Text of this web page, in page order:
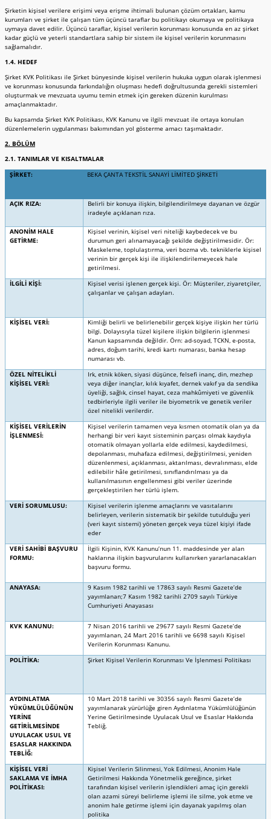
Şirketin kişisel verilere erişimi veya erişme ihtimali bulunan çözüm ortakları, kamu
kurumları ve şirket ile çalışan tüm üçüncü taraflar bu politikayı okumaya ve politikaya
uymaya davet edilir. Üçüncü taraflar, kişisel verilerin korunması konusunda en az şirket
kadar güçlü ve yeterli standartlara sahip bir sistem ile kişisel verilerin korunmasını
sağlamalıdır.
1.4. HEDEF
Şirket KVK Politikası ile Şirket bünyesinde kişisel verilerin hukuka uygun olarak işlenmesi
ve korunması konusunda farkındalığın oluşması hedefi doğrultusunda gerekli sistemleri
oluşturmak ve mevzuata uyumu temin etmek için gereken düzenin kurulması
amaçlanmaktadır.
Bu kapsamda Şirket KVK Politikası, KVK Kanunu ve ilgili mevzuat ile ortaya konulan
düzenlemelerin uygulanması bakımından yol gösterme amacı taşımaktadır.
2. BÖLÜM
2.1. TANIMLAR VE KISALTMALAR
ŞİRKET:
BEKA ÇANTA TEKSTİL SANAYİ LİMİTED ŞİRKETİ
AÇIK RIZA:
Belirli bir konuya ilişkin, bilgilendirilmeye dayanan ve özgür
iradeyle açıklanan rıza.
ANONİM HALE
GETİRME:
Kişisel verinin, kişisel veri niteliği kaybedecek ve bu
durumun geri alınamayacağı şekilde değiştirilmesidir. Ör:
Maskeleme, toplulaştırma, veri bozma vb. tekniklerle kişisel
verinin bir gerçek kişi ile ilişkilendirilemeyecek hale
getirilmesi.
İLGİLİ KİŞİ:
Kişisel verisi işlenen gerçek kişi. Ör: Müşteriler, ziyaretçiler,
çalışanlar ve çalışan adayları.
KİŞİSEL VERİ:
Kimliği belirli ve belirlenebilir gerçek kişiye ilişkin her türlü
bilgi. Dolayısıyla tüzel kişilere ilişkin bilgilerin işlenmesi
Kanun kapsamında değildir. Örn: ad-soyad, TCKN, e-posta,
adres, doğum tarihi, kredi kartı numarası, banka hesap
numarası vb.
ÖZEL NİTELİKLİ
KİŞİSEL VERİ:
Irk, etnik köken, siyasi düşünce, felsefi inanç, din, mezhep
veya diğer inançlar, kılık kıyafet, dernek vakıf ya da sendika
üyeliği, sağlık, cinsel hayat, ceza mahkûmiyeti ve güvenlik
tedbirleriyle ilgili veriler ile biyometrik ve genetik veriler
özel nitelikli verilerdir.
KİŞİSEL VERİLERİN
İŞLENMESİ:
Kişisel verilerin tamamen veya kısmen otomatik olan ya da
herhangi bir veri kayıt sisteminin parçası olmak kaydıyla
otomatik olmayan yollarla elde edilmesi, kaydedilmesi,
depolanması, muhafaza edilmesi, değiştirilmesi, yeniden
düzenlenmesi, açıklanması, aktarılması, devralınması, elde
edilebilir hâle getirilmesi, sınıflandırılması ya da
kullanılmasının engellenmesi gibi veriler üzerinde
gerçekleştirilen her türlü işlem.
VERİ SORUMLUSU:
Kişisel verilerin işlenme amaçlarını ve vasıtalarını
belirleyen, verilerin sistematik bir şekilde tutulduğu yeri
(veri kayıt sistemi) yöneten gerçek veya tüzel kişiyi ifade
eder
VERİ SAHİBİ BAŞVURU
FORMU:
İlgili Kişinin, KVK Kanunu’nun 11. maddesinde yer alan
haklarına ilişkin başvurularını kullanırken yararlanacakları
başvuru formu.
ANAYASA:
9 Kasım 1982 tarihli ve 17863 sayılı Resmi Gazete’de
yayımlanan;7 Kasım 1982 tarihli 2709 sayılı Türkiye
Cumhuriyeti Anayasası
KVK KANUNU:
7 Nisan 2016 tarihli ve 29677 sayılı Resmi Gazete’de
yayımlanan, 24 Mart 2016 tarihli ve 6698 sayılı Kişisel
Verilerin Korunması Kanunu.
POLİTİKA:
Şirket Kişisel Verilerin Korunması Ve İşlenmesi Politikası
AYDINLATMA
YÜKÜMLÜLÜĞÜNÜN
YERİNE
GETİRİLMESİNDE
UYULACAK USUL VE
ESASLAR HAKKINDA
TEBLİĞ:
10 Mart 2018 tarihli ve 30356 sayılı Resmi Gazete’de
yayımlanarak yürürlüğe giren Aydınlatma Yükümlülüğünün
Yerine Getirilmesinde Uyulacak Usul ve Esaslar Hakkında
Tebliğ.
KİŞİSEL VERİ
SAKLAMA VE İMHA
POLİTİKASI:
Kişisel Verilerin Silinmesi, Yok Edilmesi, Anonim Hale
Getirilmesi Hakkında Yönetmelik gereğince, şirket
tarafından kişisel verilerin işlendikleri amaç için gerekli
olan azami süreyi belirleme işlemi ile silme, yok etme ve
anonim hale getirme işlemi için dayanak yapılmış olan
politika